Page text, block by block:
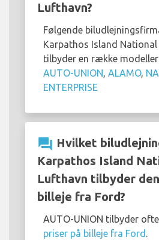
Lufthavn?
Følgende
Karpathos Island
tilbyder en række
AUTO-UNION, ALAMO,
ENTERPRISE
question_answer Hvilket
Karpathos Island
Lufthavn tilbyder
billeje fra Ford?
AUTO-UNION tilbyder
priser på billeje fra Ford .